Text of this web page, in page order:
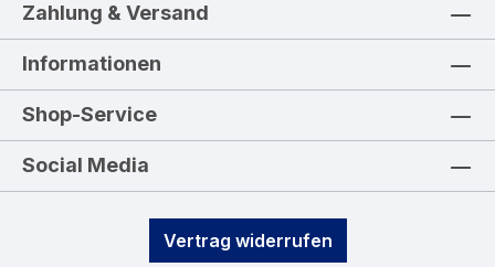
Zahlung & Versand
Informationen
Shop-Service
Social Media
Vertrag widerrufen